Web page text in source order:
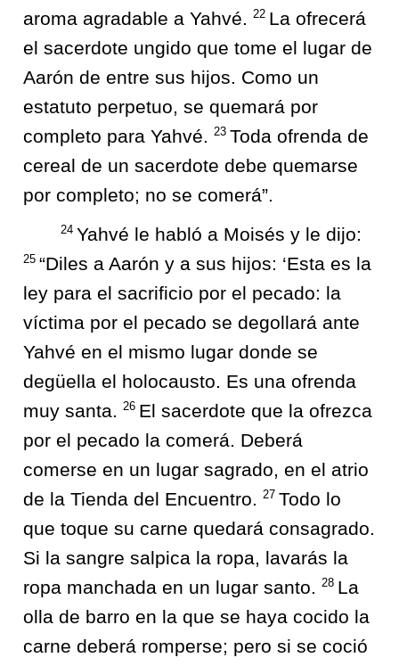
aroma agradable a Yahvé. 22 La ofrecerá
el sacerdote ungido que tome el lugar de
Aarón de entre sus hijos. Como un
estatuto perpetuo, se quemará por
completo para Yahvé. 23 Toda ofrenda de
cereal de un sacerdote debe quemarse
por completo; no se comerá”.
24 Yahvé le habló a Moisés y le dijo:
25 “Diles a Aarón y a sus hijos: ‘Esta es la
ley para el sacrificio por el pecado: la
víctima por el pecado se degollará ante
Yahvé en el mismo lugar donde se
degüella el holocausto. Es una ofrenda
muy santa.
26 El sacerdote que la ofrezca
por el pecado la comerá. Deberá
comerse en un lugar sagrado, en el atrio
de la Tienda del Encuentro.
27 Todo lo
que toque su carne quedará consagrado.
Si la sangre salpica la ropa, lavarás la
ropa manchada en un lugar santo.
28 La
olla de barro en la que se haya cocido la
carne deberá romperse; pero si se coció